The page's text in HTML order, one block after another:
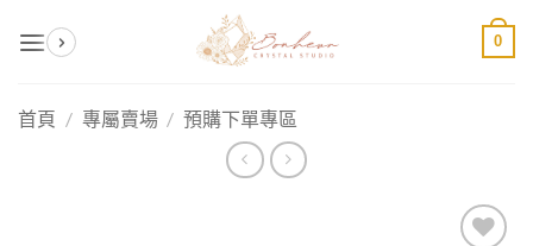
0
首頁 / 專屬賣場 / 預購下單專區